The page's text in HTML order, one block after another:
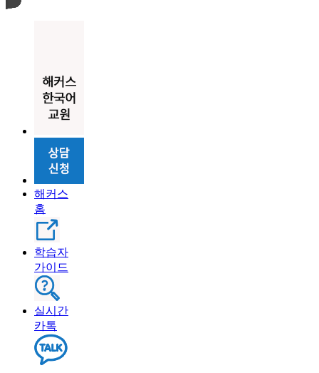
해커스
홈
학습자
가이드
실시간
카톡